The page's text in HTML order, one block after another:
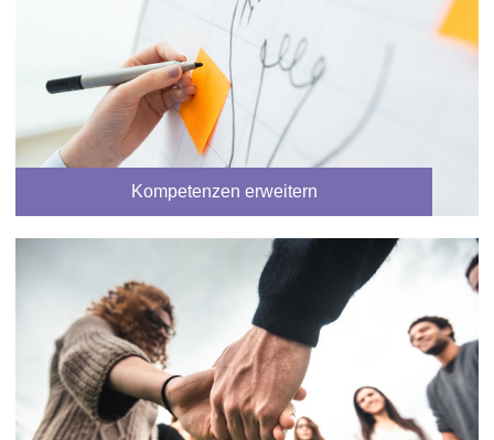
Kompetenzen erweitern